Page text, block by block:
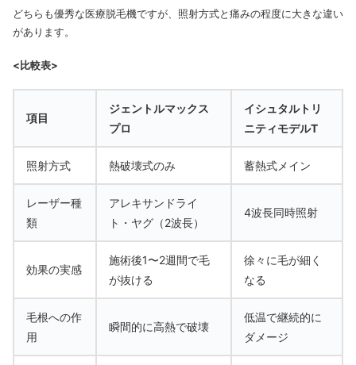
どちらも優秀な医療脱毛機ですが、照射方式と痛みの程度に大きな違い
があります。
<比較表>
項目
ジェントルマックス
プロ
イシュタルトリ
ニティモデルT
照射方式 熱破壊式のみ 蓄熱式メイン
レーザー種
類
アレキサンドライ
ト・ヤグ（2波長）
4波長同時照射
効果の実感
施術後1〜2週間で毛
が抜ける
徐々に毛が細く
なる
毛根への作
用
瞬間的に高熱で破壊
低温で継続的に
ダメージ